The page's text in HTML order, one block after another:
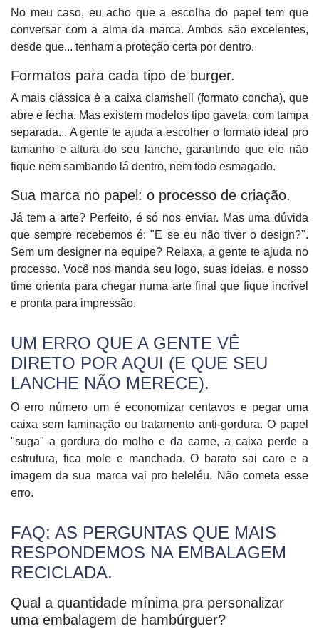
No meu caso, eu acho que a escolha do papel tem que
conversar com a alma da marca. Ambos são excelentes,
desde que... tenham a proteção certa por dentro.
Formatos para cada tipo de burger.
A mais clássica é a caixa clamshell
(formato concha), que
abre e fecha. Mas existem modelos tipo gaveta, com tampa
separada... A gente te ajuda a escolher o formato ideal pro
tamanho e altura do seu lanche, garantindo que ele não
fique nem sambando lá dentro, nem todo esmagado.
Sua marca no papel: o processo de criação.
Já tem a arte? Perfeito, é só nos enviar. Mas uma dúvida
que sempre recebemos é: "E se eu não tiver o design?".
Sem um designer na equipe? Relaxa, a gente te ajuda no
processo. Você nos manda seu logo, suas ideias, e nosso
time orienta para chegar numa arte final que fique incrível
e pronta para impressão.
UM ERRO QUE A GENTE VÊ
DIRETO POR AQUI (E QUE SEU
LANCHE NÃO MERECE).
O erro número um é economizar centavos e pegar uma
caixa sem laminação ou tratamentoanti-gordura. O papel
"suga" a gordura do molho e da carne, a caixa perde a
estrutura, fica mole e manchada. O barato sai caro e a
imagem da sua marca vai pro beleléu. Não cometa esse
erro.
FAQ: AS PERGUNTAS QUE MAIS
RESPONDEMOS NA EMBALAGEM
RECICLADA.
Qual a quantidade mínima pra personalizar
uma embalagem de hambúrguer?